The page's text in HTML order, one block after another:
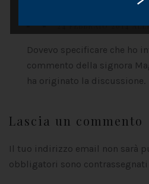
24 FEBBRAIO 2014
Dovevo specificare che ho
commento della signora
ha originato la discussione.
Lascia un commento
Il tuo indirizzo email non sarà
obbligatori sono contrassegnati